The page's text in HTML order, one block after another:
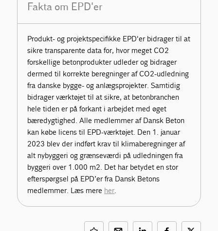
Fakta om EPD'er
Produkt- og projektspecifikke EPD'er bidrager til at
sikre transparente data for, hvor meget CO2
forskellige betonprodukter udleder og bidrager
dermed til korrekte beregninger af CO2-udledning
fra danske bygge- og anlægsprojekter. Samtidig
bidrager værktøjet til at sikre, at betonbranchen
hele tiden er på forkant i arbejdet med øget
bæredygtighed. Alle medlemmer af Dansk Beton
kan købe licens til EPD-værktøjet. Den 1. januar
2023 blev der indført krav til klimaberegninger af
alt nybyggeri og grænseværdi på udledningen fra
byggeri over 1.000 m2. Det har betydet en stor
efterspørgsel på EPD’er fra Dansk Betons
medlemmer. Læs mere her.